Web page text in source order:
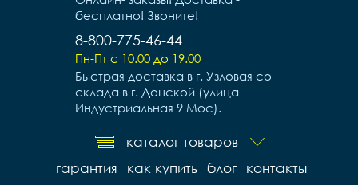
бесплатно! Звоните!
8-800-775-46-44
Пн-Пт с 10.00 до 19.00
Быстрая доставка в г. Узловая со
склада в г. Донской (улица
Индустриальная 9 Мос).
каталог товаров
контакты
блог
как купить
гарантия